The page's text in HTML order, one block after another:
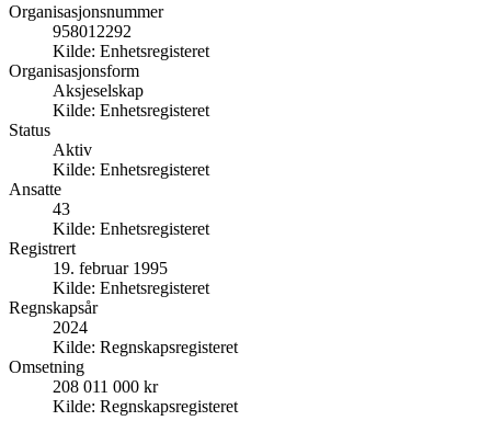
Organisasjonsnummer
958012292
Kilde: Enhetsregisteret
Organisasjonsform
Aksjeselskap
Kilde: Enhetsregisteret
Status
Aktiv
Kilde: Enhetsregisteret
Ansatte
43
Kilde: Enhetsregisteret
Registrert
19. februar 1995
Kilde: Enhetsregisteret
Regnskapsår
2024
Kilde: Regnskapsregisteret
Omsetning
208 011 000 kr
Kilde: Regnskapsregisteret